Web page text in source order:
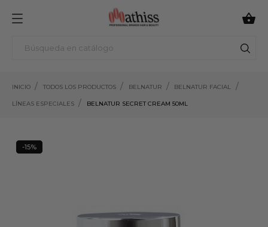

INICIO TODOS LOS PRODUCTOS BELNATUR BELNATUR FACIAL
LÍNEAS ESPECIALES BELNATUR SECRET CREAM 50ML
15%
-15%